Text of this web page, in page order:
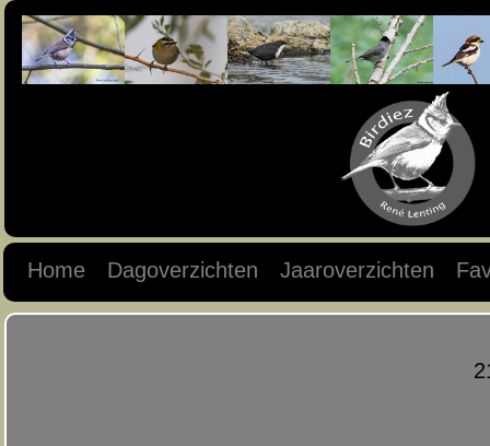
Home Dagoverzichten Jaaroverzichten